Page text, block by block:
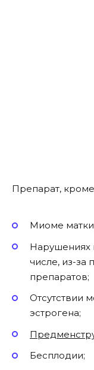
Препарат,
Миоме
Нарушениях
числе, из-за
препаратов;
Отсутствии
эстрогена;
Бесплодии;